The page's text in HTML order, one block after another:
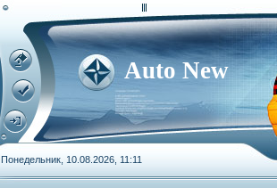
Auto New
Понедельник, 10.08.2026, 11:11